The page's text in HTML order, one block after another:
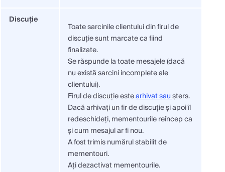
Discuție
Toate sarcinile clientului din firul de
discuție sunt marcate ca fiind
finalizate.
Se răspunde la toate mesajele (dacă
nu există sarcini incomplete ale
clientului).
Firul de discuție estearhivat saușters.
Dacă arhivați un fir de discuție și apoi îl
redeschideți, mementourile reîncep ca
și cum mesajul ar fi nou.
A fost trimis numărul stabilit de
mementouri.
Ați dezactivat mementourile.